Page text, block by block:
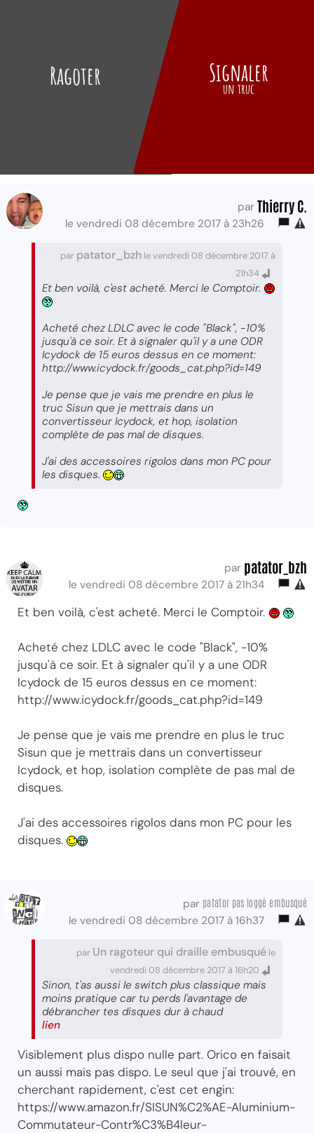
Ragoter Signaler
un truc
par Thierry C.
le vendredi 08 décembre 2017 à 23h26
par patator_bzh le vendredi 08 décembre 2017 à
21h34
Et ben voilà, c'est acheté. Merci le Comptoir.
Acheté chez LDLC avec le code "Black", -10%
jusqu'à ce soir. Et à signaler qu'il y a une ODR
Icydock de 15 euros dessus en ce moment:
http://www.icydock.fr/goods_cat.php?id=149
Je pense que je vais me prendre en plus le
truc Sisun que je mettrais dans un
convertisseur Icydock, et hop, isolation
complète de pas mal de disques.
J'ai des accessoires rigolos dans mon PC pour
les disques.
par patator_bzh
le vendredi 08 décembre 2017 à 21h34
Et ben voilà, c'est acheté. Merci le Comptoir.
Acheté chez LDLC avec le code "Black", -10%
jusqu'à ce soir. Et à signaler qu'il y a une ODR
Icydock de 15 euros dessus en ce moment:
http://www.icydock.fr/goods_cat.php?id=149
Je pense que je vais me prendre en plus le truc
Sisun que je mettrais dans un convertisseur
Icydock, et hop, isolation complète de pas mal de
disques.
J'ai des accessoires rigolos dans mon PC pour les
disques.
par patator pas loggé embusqué
le vendredi 08 décembre 2017 à 16h37
par Un ragoteur qui draille embusqué le
vendredi 08 décembre 2017 à 16h20
Sinon, t'as aussi le switch plus classique mais
moins pratique car tu perds l'avantage de
débrancher tes disques dur à chaud
lien
Visiblement plus dispo nulle part. Orico en faisait
un aussi mais pas dispo. Le seul que j'ai trouvé, en
cherchant rapidement, c'est cet engin:
https://www.amazon.fr/SISUN%C2%AE-Aluminium-
Commutateur-Contr%C3%B4leur-